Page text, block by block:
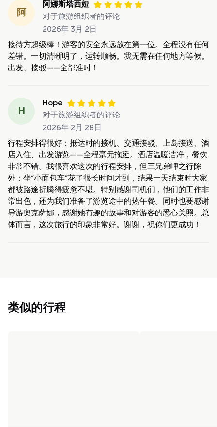
阿
阿娜斯塔西娅
对于旅游组织者的评论
2026年 3月 2日
接待方超级棒！游客的安全永远放在第一位。全程没有任何
差错。一切清晰明了，运转顺畅。我无需在任何地方等候。
出发、接驳——全部准时！
H
Hope
对于旅游组织者的评论
2026年 2月 28日
行程安排得很好：抵达时的接机、交通接驳、上岛接送、酒
店入住、出发游览——全程毫无拖延。酒店温暖洁净，餐饮
非常不错。我很喜欢这次的行程安排，但三兄弟岬之行除
外：坐“小面包车”花了很长时间才到，结果一天结束时大家
都被路途折腾得疲惫不堪。特别感谢司机们，他们的工作非
常出色，还为我们准备了游览途中的热午餐。同时也要感谢
导游奥克萨娜，感谢她有趣的故事和对游客的悉心关照。总
体而言，这次旅行的印象非常好。谢谢，祝你们更成功！
类似的行程